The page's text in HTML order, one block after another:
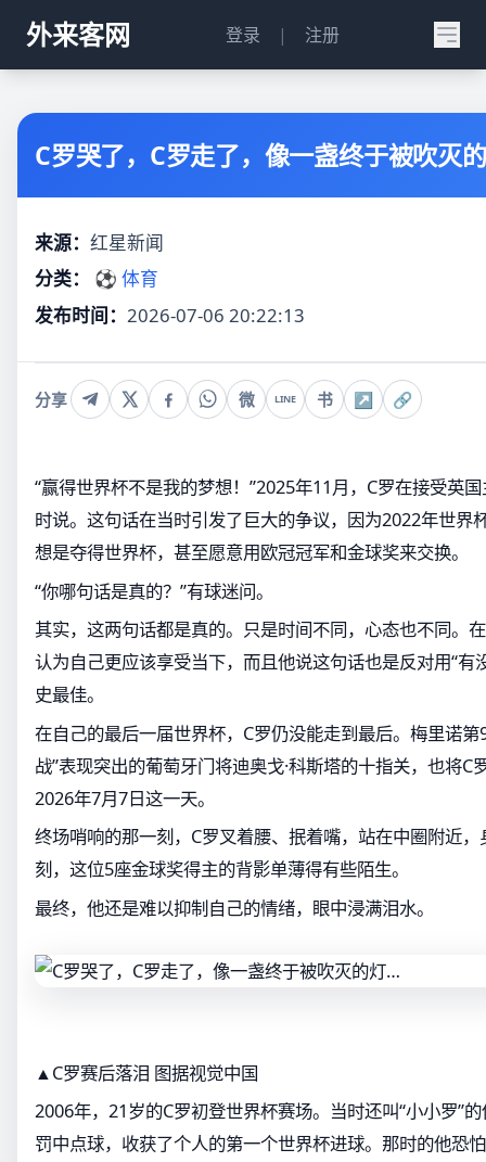
外来客网 登录 | 注册
C罗哭了，C罗走了，像一盏终于被吹灭
来源： 红星新闻
分类：
⚽ 体育
发布时间： 2026-07-06 20:22:13
分享 微 LINE 书 ↗ 🔗
“赢得世界杯不是我的梦想！”2025年11月，C罗在接受英
时说。这句话在当时引发了巨大的争议，因为2022年世界
想是夺得世界杯，甚至愿意用欧冠冠军和金球奖来交换。
“你哪句话是真的？”有球迷问。
其实，这两句话都是真的。只是时间不同，心态也不同。
认为自己更应该享受当下，而且他说这句话也是反对用“有
史最佳。
在自己的最后一届世界杯，C罗仍没能走到最后。梅里诺
战”表现突出的葡萄牙门将迪奥戈·科斯塔的十指关，也将C
2026年7月7日这一天。
终场哨响的那一刻，C罗叉着腰、抿着嘴，站在中圈附近
刻，这位5座金球奖得主的背影单薄得有些陌生。
最终，他还是难以抑制自己的情绪，眼中浸满泪水。
▲C罗赛后落泪 图据视觉中国
2006年，21岁的C罗初登世界杯赛场。当时还叫“小小罗”
罚中点球，收获了个人的第一个世界杯进球。那时的他恐